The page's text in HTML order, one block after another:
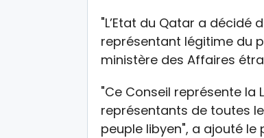
"L’Etat du Qatar a décidé
représentant légitime du
ministère des Affaires
"Ce Conseil représente la
représentants de toutes
peuple libyen", a ajouté